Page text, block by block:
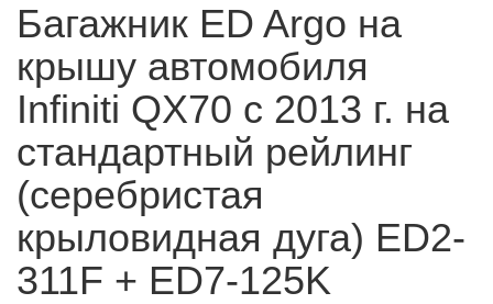
Багажник ED Argo на
крышу автомобиля
Infiniti QX70 с 2013 г. на
стандартный рейлинг
(серебристая
крыловидная дуга) ED2-
311F + ED7-125K